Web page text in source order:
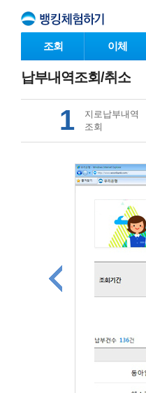
조회 이체
납부내역조회/취소
1
지로납부내역
조회